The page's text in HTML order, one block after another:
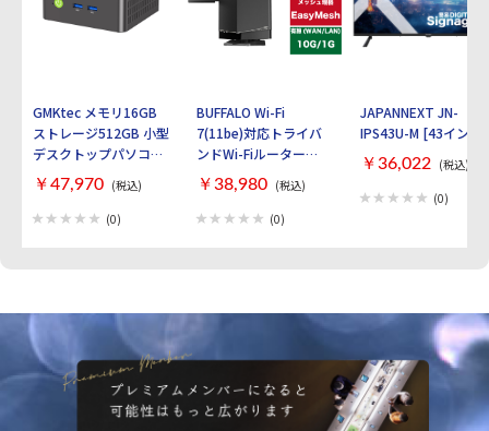
GMKtec メモリ16GB
ストレージ512GB 小型
デスクトップパソコン
GMKtec NucBox G3S
GMK-G3S-16/512-
W11PRO(N95)
￥47,970 (税込)
(0)
BUFFALO Wi-Fi
7(11be)対応トライバ
ンドWi-Fiルーター
AirStation
WXR9300BE6P [ブラ
ック]
￥38,980 (税込)
(0)
JAPANNEXT JN-
IPS43U-M [43インチ]
￥36,022 (税込)
(0)